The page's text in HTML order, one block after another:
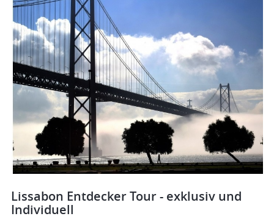
Lissabon Entdecker Tour - exklusiv und
Individuell